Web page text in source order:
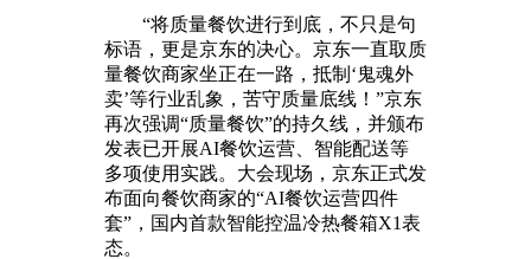
“将质量餐饮进行到底，不只是句
标语，更是京东的决心。京东一直取质
量餐饮商家坐正在一路，抵制‘鬼魂外
卖’等行业乱象，苦守质量底线！”京东
再次强调“质量餐饮”的持久线，并颁布
发表已开展AI餐饮运营、智能配送等
多项使用实践。大会现场，京东正式发
布面向餐饮商家的“AI餐饮运营四件
套”，国内首款智能控温冷热餐箱X1表
态。